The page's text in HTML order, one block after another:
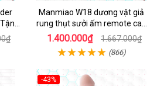
Manmiao W18 dương vật giả
rung thụt sưởi ấm remote cao
cấp
1.400.000₫ 1.667.000₫
(866)
-43%